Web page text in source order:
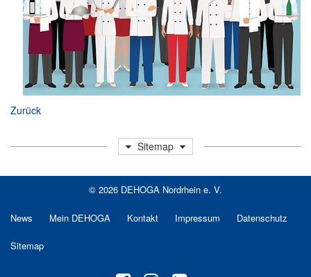
Zurück
Sitemap
© 2026 DEHOGA Nordrhein e. V.
News Mein DEHOGA Kontakt Impressum Datenschutz
Sitemap